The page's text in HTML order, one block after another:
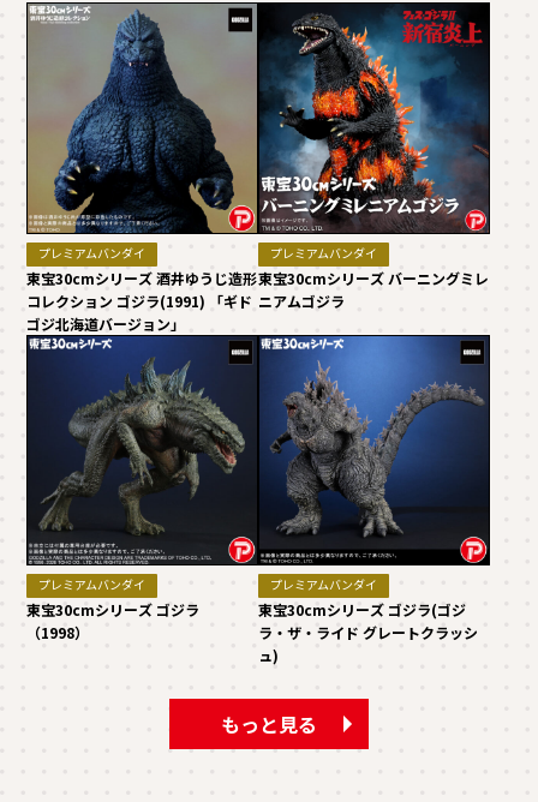
プレミアムバンダイ
東宝30cmシリーズ 酒井ゆうじ造形
コレクション ゴジラ(1991) 「ギド
ゴジ北海道バージョン」
プレミアムバンダイ
東宝30cmシリーズ バーニングミレ
ニアムゴジラ
プレミアムバンダイ
東宝30cmシリーズ ゴジラ
（1998）
プレミアムバンダイ
東宝30cmシリーズ ゴジラ(ゴジ
ラ・ザ・ライド グレートクラッシ
ュ)
もっと見る